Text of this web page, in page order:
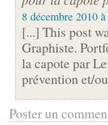
8 décembre 2010
[...] This post
Graphiste.
la capote par
prévention et/
Poster un